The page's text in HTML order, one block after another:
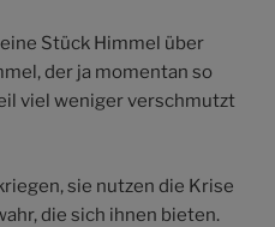
Stück Himmel über
der ja momentan so
viel weniger verschmutzt
sie nutzen die Krise
die sich ihnen bieten.